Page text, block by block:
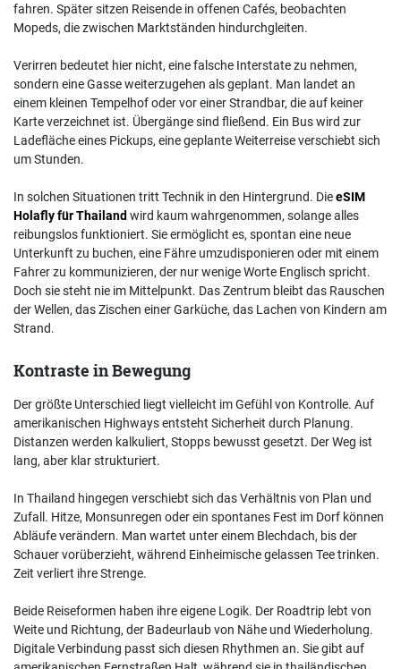
fahren. Später sitzen Reisende in offenen Cafés, beobachten
Mopeds, die zwischen Marktständen hindurchgleiten.
Verirren bedeutet hier nicht, eine falsche Interstate zu nehmen,
sondern eine Gasse weiterzugehen als geplant. Man landet an
einem kleinen Tempelhof oder vor einer Strandbar, die auf keiner
Karte verzeichnet ist. Übergänge sind fließend. Ein Bus wird zur
Ladefläche eines Pickups, eine geplante Weiterreise verschiebt sich
um Stunden.
In solchen Situationen tritt Technik in den Hintergrund. DieeSIM
Holafly für Thailand wird kaum wahrgenommen, solange alles
reibungslos funktioniert. Sie ermöglicht es, spontan eine neue
Unterkunft zu buchen, eine Fähre umzudisponieren oder mit einem
Fahrer zu kommunizieren, der nur wenige Worte Englisch spricht.
Doch sie steht nie im Mittelpunkt. Das Zentrum bleibt das Rauschen
der Wellen, das Zischen einer Garküche, das Lachen von Kindern am
Strand.
Kontraste in Bewegung
Der größte Unterschied liegt vielleicht im Gefühl von Kontrolle. Auf
amerikanischen Highways entsteht Sicherheit durch Planung.
Distanzen werden kalkuliert, Stopps bewusst gesetzt. Der Weg ist
lang, aber klar strukturiert.
In Thailand hingegen verschiebt sich das Verhältnis von Plan und
Zufall. Hitze, Monsunregen oder ein spontanes Fest im Dorf können
Abläufe verändern. Man wartet unter einem Blechdach, bis der
Schauer vorüberzieht, während Einheimische gelassen Tee trinken.
Zeit verliert ihre Strenge.
Beide Reiseformen haben ihre eigene Logik. Der Roadtrip lebt von
Weite und Richtung, der Badeurlaub von Nähe und Wiederholung.
Digitale Verbindung passt sich diesen Rhythmen an. Sie gibt auf